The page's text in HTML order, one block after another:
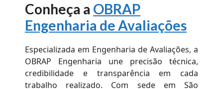
Conheça a OBRAP
Engenharia de Avaliações
Especializada em Engenharia de Avaliações, a
OBRAP Engenharia une precisão técnica,
credibilidade e transparência em cada
trabalho realizado. Com sede em São